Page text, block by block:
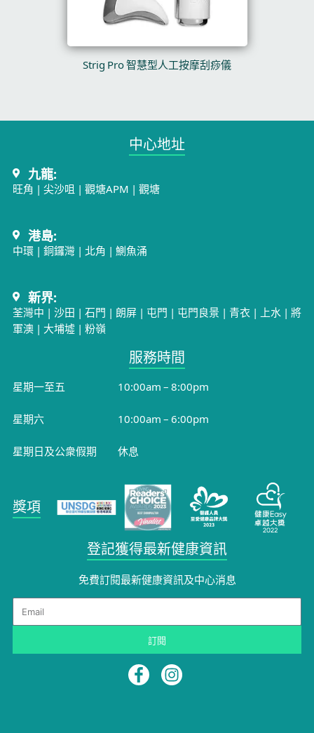
Strig Pro 智慧型人工按摩刮痧儀
中心地址​
九龍:
旺角 | 尖沙咀 | 觀塘APM | 觀塘
港島:
中環| 銅鑼灣 | 北角 | 鰂魚涌
新界:
荃灣中 | 沙田 | 石門 | 朗屏| 屯門 | 屯門良景 | 青衣 | 上水 | 將
軍澳| 大埔墟| 粉嶺
服務時間​
星期一至五 10:00am – 8:00pm
星期六 10:00am – 6:00pm
星期日及公衆假期 休息
登記獲得最新健康資訊
免費訂閱最新健康資訊及中心消息
Email
訂閱
獎項